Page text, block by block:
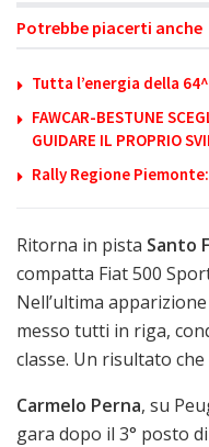
Potrebbe piacerti anche
Tutta l’energia della
FAWCAR-BESTUNE
GUIDARE IL PROPRIO
Rally Regione
Ritorna in pista Santo
compatta Fiat 500
Nell’ultima
messo tutti in riga,
classe. Un risultato
Carmelo Perna, su
gara dopo il 3° posto